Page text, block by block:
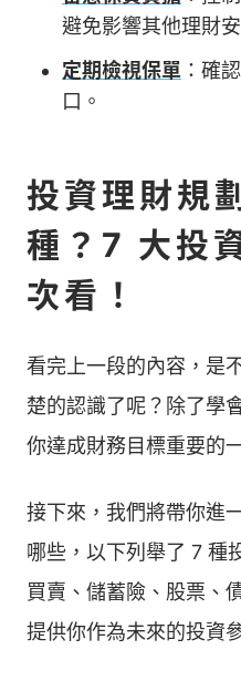
避免影響其他理財安
定期檢視保單 ：確
口。
投資理財規
種？7 大投
次看！
看完上一段的內容，是
楚的認識了呢？除了學
你達成財務目標重要的
接下來，我們將帶你進
哪些，以下列舉了 7 種
買賣、儲蓄險、股票、
提供你作為未來的投資